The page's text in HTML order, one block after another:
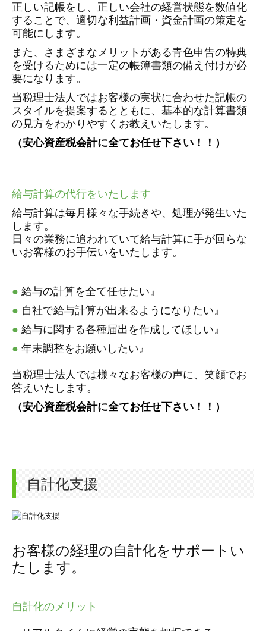
正しい記帳をし、正しい会社の経営状態を数値化
することで、適切な利益計画・資金計画の策定を
可能にします。
また、さまざまなメリットがある青色申告の特典
を受けるためには一定の帳簿書類の備え付けが必
要になります。
当税理士法人ではお客様の実状に合わせた記帳の
スタイルを提案するとともに、基本的な計算書類
の見方をわかりやすくお教えいたします。
（安心資産税会計に全てお任せ下さい！！）
給与計算の代行をいたします
給与計算は毎月様々な手続きや、処理が発生いた
します。
日々の業務に追われていて給与計算に手が回らな
いお客様のお手伝いをいたします。
● 給与の計算を全て任せたい』
● 自社で給与計算が出来るようになりたい』
● 給与に関する各種届出を作成してほしい』
● 年末調整をお願いしたい』
当税理士法人では様々なお客様の声に、笑顔でお
答えいたします。
（安心資産税会計に全てお任せ下さい！！）
自計化支援
お客様の経理の自計化をサポートい
たします。
自計化のメリット